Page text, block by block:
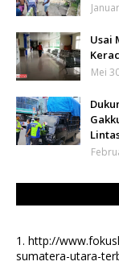
Usai
Mei
1. http://
sumatera-utara-